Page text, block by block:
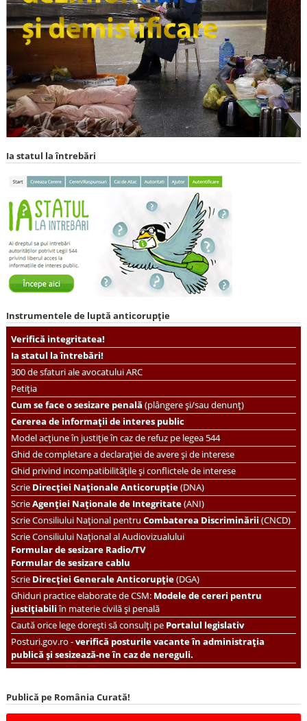
Ia statul la întrebări
Instrumentele de luptă anticorupție
Verifică integritatea!
Ia statul la întrebări!
300 de sfaturi ale avocatului ARC
Petiția
Cum se face o sesizare penală(plângere și/sau denunț)
Cererea de informații de interes public
Model acțiune în justiție în caz de refuz pe legea 544
Ghid de completare a declarației de avere și de interese
Ghid privind incompatibilitățile și conflictele de interese
ScrieDirecției Naționale Anticorupție(DNA)
ScrieAgenției Naționale de Integritate(ANI)
ScrieConsiliului Național pentruCombaterea Discriminării(CNCD)
Scrie Consiliului Național al Audiovizualului
Formular de sesizare Radio/TV
Formular de sesizare cablu
ScrieDirecției Generale Anticorupție(DGA)
Ghiduri practice elaborate de CSM: Modele de cereri pentru
justițiabiliîn materie civilă și penală
Caută orice lege dorești să consulți pePortalul legislativ
Posturi.gov.ro -verifică posturile vacante în administrația
publică și sesizează-ne în caz de nereguli.
Publică pe România Curată!